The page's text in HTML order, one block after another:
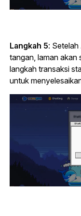
Langkah 5: Setelah
tangan, laman akan
langkah transaksi
untuk